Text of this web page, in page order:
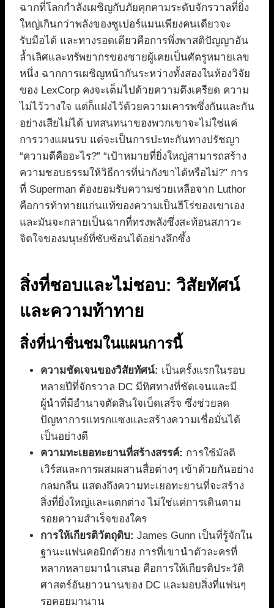
ฉากที่โลกกำลังเผชิญกับภัยคุกคามระดับจักรวาลที่ยิ่ง
ใหญ่เกินกว่าพลังของซูเปอร์แมนเพียงคนเดียวจะ
รับมือได้ และทางรอดเดียวคือการพึ่งพาสติปัญญาอัน
ล้ำเลิศและทรัพยากรของชายผู้เคยเป็นศัตรูหมายเลข
หนึ่ง ฉากการเผชิญหน้ากันระหว่างทั้งสองในห้องวิจัย
ของ LexCorp คงจะเต็มไปด้วยความตึงเครียด ความ
ไม่ไว้วางใจ แต่ก็แฝงไว้ด้วยความเคารพซึ่งกันและกัน
อย่างเสียไม่ได้ บทสนทนาของพวกเขาจะไม่ใช่แค่
การวางแผนรบ แต่จะเป็นการปะทะกันทางปรัชญา
“ความดีคืออะไร?” “เป้าหมายที่ยิ่งใหญ่สามารถสร้าง
ความชอบธรรมให้วิธีการที่น่ากังขาได้หรือไม่?” การ
ที่ Superman ต้องยอมรับความช่วยเหลือจาก Luthor
คือการท้าทายแก่นแท้ของความเป็นฮีโร่ของเขาเอง
และมันจะกลายเป็นฉากที่ทรงพลังซึ่งสะท้อนสภาวะ
จิตใจของมนุษย์ที่ซับซ้อนได้อย่างลึกซึ้ง
สิ่งที่ชอบและไม่ชอบ: วิสัยทัศน์
และความท้าทาย
สิ่งที่น่าชื่นชมในแผนการนี้
ความชัดเจนของวิสัยทัศน์: เป็นครั้งแรกในรอบ
หลายปีที่จักรวาล DC มีทิศทางที่ชัดเจนและมี
ผู้นำที่มีอำนาจตัดสินใจเบ็ดเสร็จ ซึ่งช่วยลด
ปัญหาการแทรกแซงและสร้างความเชื่อมั่นได้
เป็นอย่างดี
ความทะเยอทะยานที่สร้างสรรค์: การใช้มัลติ
เวิร์สและการผสมผสานสื่อต่างๆ เข้าด้วยกันอย่าง
กลมกลืน แสดงถึงความทะเยอทะยานที่จะสร้าง
สิ่งที่ยิ่งใหญ่และแตกต่าง ไม่ใช่แค่การเดินตาม
รอยความสำเร็จของใคร
การให้เกียรติวัตถุดิบ: James Gunn เป็นที่รู้จักใน
ฐานะแฟนคอมิกตัวยง การที่เขานำตัวละครที่
หลากหลายมานำเสนอ คือการให้เกียรติประวัติ
ศาสตร์อันยาวนานของ DC และมอบสิ่งที่แฟนๆ
รอคอยมานาน